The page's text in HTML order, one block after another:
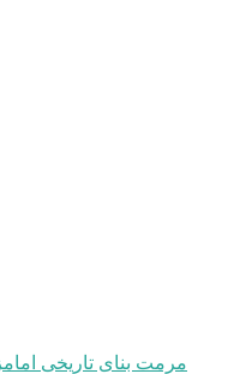
مرمت بنای تاریخی